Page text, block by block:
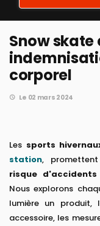
Snow skate
corporel
Le 02 mars 2024
Les sports
station,
risque d'accidents
Nous explorons
lumière un produit,
accessoire, les